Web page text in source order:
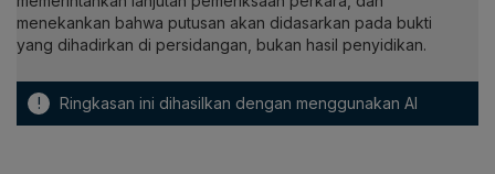
menekankan bahwa putusan akan didasarkan pada bukti
yang dihadirkan di persidangan, bukan hasil penyidikan.
! Ringkasan ini dihasilkan dengan menggunakan AI